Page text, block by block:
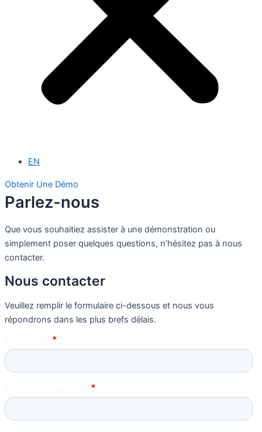
EN
Obtenir Une Démo
Parlez-nous
Que vous souhaitiez assister à une démonstration ou
simplement poser quelques questions, n’hésitez pas à nous
contacter.
Nous contacter
Veuillez remplir le formulaire ci-dessous et nous vous
répondrons dans les plus brefs délais.